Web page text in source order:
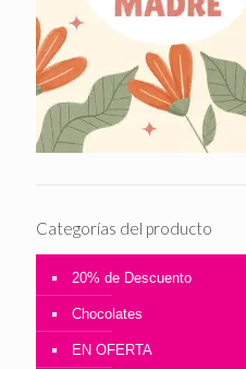
Categorías del producto
20% de Descuento
Chocolates
EN OFERTA